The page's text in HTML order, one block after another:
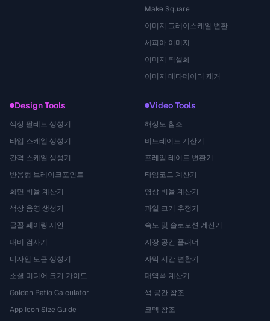
Make Square
이미지 그레이스케일 변환
세피아 이미지
이미지 픽셀화
이미지 메타데이터 제거
Design Tools
색상 팔레트 생성기
타입 스케일 생성기
간격 스케일 생성기
반응형 브레이크포인트
화면 비율 계산기
색상 음영 생성기
글꼴 페어링 제안
대비 검사기
디자인 토큰 생성기
소셜 미디어 크기 가이드
Golden Ratio Calculator
App Icon Size Guide
Video Tools
해상도 참조
비트레이트 계산기
프레임 레이트 변환기
타임코드 계산기
영상 비율 계산기
파일 크기 추정기
속도 및 슬로모션 계산기
저장 공간 플래너
자막 시간 변환기
대역폭 계산기
색 공간 참조
코덱 참조